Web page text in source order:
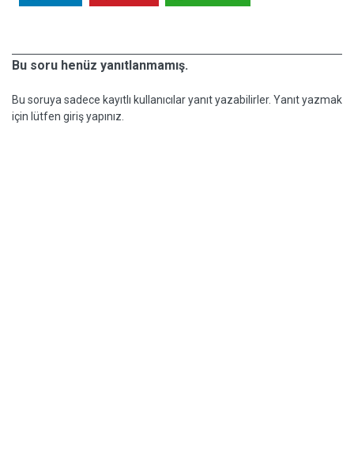
Bu soru henüz yanıtlanmamış.
Bu soruya sadece kayıtlı kullanıcılar yanıt yazabilirler. Yanıt yazmak
için lütfen giriş yapınız.